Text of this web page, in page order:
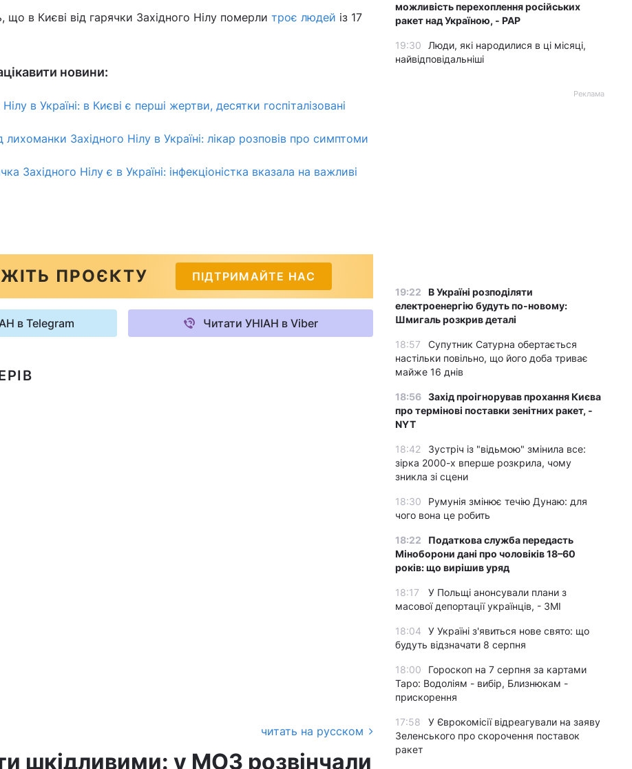
що в Києві від гарячки Західного Нілу померли троє людей із 17
новини:
в Україні: в Києві є перші жертви, десятки госпіталізовані
лихоманки Західного Нілу в Україні: лікар розповів про симптоми
Західного Нілу є в Україні: інфекціоністка вказала на важливі
ПРОЄКТУ ПІДТРИМАЙТЕ НАС
в Telegram Читати УНІАН в Viber
читать на русском
шкідливими: у МОЗ розвінчали
можливість перехоплення російських
ракет над Україною, - PAP
19:30
Люди, які народилися в ці місяці,
найвідповідальніші
Реклама
19:22
В Україні розподіляти
електроенергію будуть по-новому:
Шмигаль розкрив деталі
18:57
Супутник Сатурна обертається
настільки повільно, що його доба триває
майже 16 днів
18:56 Захід проігнорував прохання Києва
про термінові поставки зенітних ракет, -
NYT
18:42
Зустріч із "відьмою" змінила все:
зірка 2000-х вперше розкрила, чому
зникла зі сцени
18:30
Румунія змінює течію Дунаю: для
чого вона це робить
18:22
Податкова служба передасть
Міноборони дані про чоловіків 18–60
років: що вирішив уряд
18:17
У Польщі анонсували плани з
масової депортації українців, - ЗМІ
18:04
У Україні з'явиться нове свято: що
будуть відзначати 8 серпня
18:00
Гороскоп на 7 серпня за картами
Таро: Водоліям - вибір, Близнюкам -
прискорення
17:58
У Єврокомісії відреагували на заяву
Зеленського про скорочення поставок
ракет